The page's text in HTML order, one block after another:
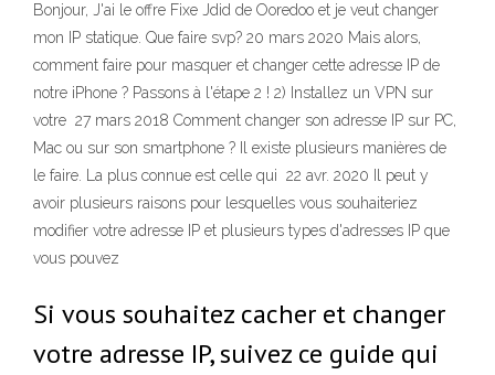
Bonjour, J'ai le offre Fixe Jdid de Ooredoo et je veut changer
mon IP statique. Que faire svp? 20 mars 2020 Mais alors,
comment faire pour masquer et changer cette adresse IP de
notre iPhone ? Passons à l'étape 2 ! 2) Installez un VPN sur
votre 27 mars 2018 Comment changer son adresse IP sur PC,
Mac ou sur son smartphone ? Il existe plusieurs manières de
le faire. La plus connue est celle qui 22 avr. 2020 Il peut y
avoir plusieurs raisons pour lesquelles vous souhaiteriez
modifier votre adresse IP et plusieurs types d'adresses IP que
vous pouvez
Si vous souhaitez cacher et changer
votre adresse IP, suivez ce guide qui